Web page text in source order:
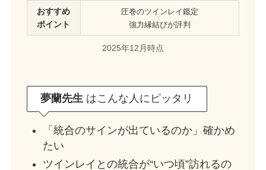
おすすめ
ポイント
圧巻のツインレイ鑑定
強力縁結びが評判
2025年12月時点
夢蘭先生 はこんな人にピッタリ
「統合のサインが出ているのか」確かめ
たい
ツインレイとの統合が“いつ頃”訪れるの